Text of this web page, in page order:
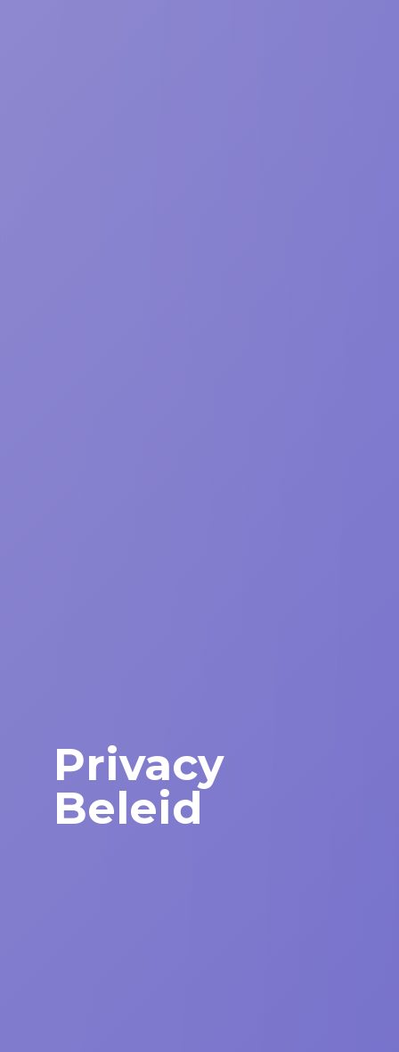
Privacy
Beleid